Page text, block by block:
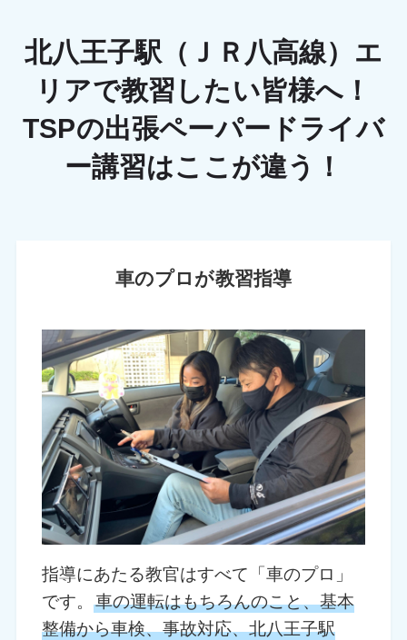
北八王子駅（ＪＲ八高線）エ
リアで教習したい皆様へ！
TSPの出張ペーパードライバ
ー講習はここが違う！
車のプロが教習指導
指導にあたる教官はすべて「車のプロ」
です。車の運転はもちろんのこと、基本
整備から車検、事故対応、北八王子駅